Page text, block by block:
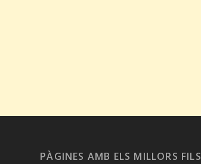
PÀGINES AMB ELS MILLORS FILS